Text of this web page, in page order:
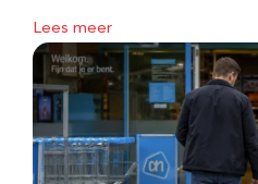
Lees meer